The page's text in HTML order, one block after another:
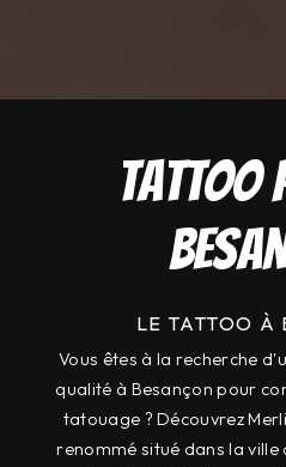
Tattoo
LE TATTOO À
Vous êtes à la recherche
qualité à Besançon pour
tatouage ? Découvrez
renommé situé dans la ville